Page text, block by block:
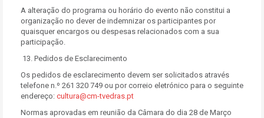
A alteração do programa ou horário do evento não constitui a
organização no dever de indemnizar os participantes por
quaisquer encargos ou despesas relacionados com a sua
participação.
13. Pedidos de Esclarecimento
Os pedidos de esclarecimento devem ser solicitados através
telefone n.º 261 320 749 ou por correio eletrónico para o seguinte
endereço: cultura@cm-tvedras.pt
Normas aprovadas em reunião da Câmara do dia 28 de Março